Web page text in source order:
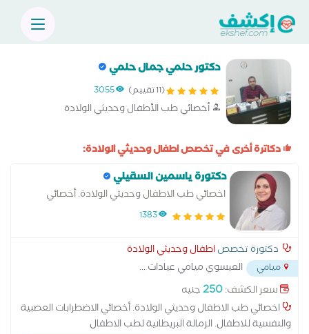
دكتور حلمي جمال حلمي
(11 تقييم) 3055
أخصائي طب الأطفال وحديثي الولادة
دكاترة أخرى في تخصص اطفال وحديثي الولادة:
دكتورة ياسمين السقيلي
اخصائي طب الاطفال وحديثي الولادة. أخصائي
الاضطرابات العصبية والنفسية للاطفال.
1383
دكتورة تخصصاطفال وحديثي الولادة
ميامي العيسوي ميامي عيادات...
سعر الكشف:250جنيه
اخصائي طب الاطفال وحديثي الولادة. أخصائي الاضطرابات العصبية
والنفسية للاطفال. الزمالة البريطانية لطب الاطفال